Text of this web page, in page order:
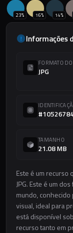
23% 16% 14%
Informações
FORMATO
JPG
TAMANHO
21.08 MB
Este é um
JPG. Este é um
mundo,
visual, ideal para
está disponível
recurso tanto em